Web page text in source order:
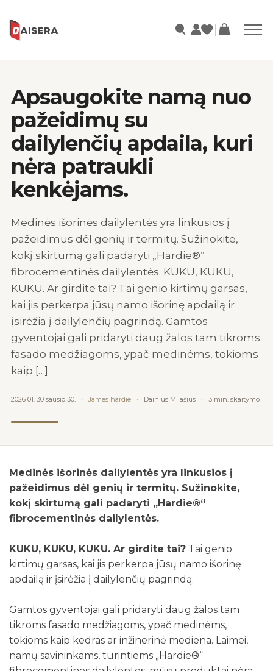
Apsaugokite namą nuo
pažeidimų su
dailylenčių apdaila, kuri
nėra patraukli
kenkėjams.
Medinės išorinės dailylentės yra linkusios į
pažeidimus dėl genių ir termitų. Sužinokite,
kokį skirtumą gali padaryti „Hardie®“
fibrocementinės dailylentės. KUKU, KUKU,
KUKU. Ar girdite tai? Tai genio kirtimų garsas,
kai jis perkerpa jūsų namo išorinę apdailą ir
įsirėžia į dailylenčių pagrindą. Gamtos
gyventojai gali pridaryti daug žalos tam tikroms
fasado medžiagoms, ypač medinėms, tokioms
kaip […]
2026 01. 30 sausio 30. James hardie Dainius Milašius 3 min. skaitymo
Medinės išorinės dailylentės yra linkusios į
pažeidimus dėl genių ir termitų. Sužinokite,
kokį skirtumą gali padaryti „Hardie®“
fibrocementinės dailylentės.
KUKU, KUKU, KUKU. Ar girdite tai? Tai genio
kirtimų garsas, kai jis perkerpa jūsų namo išorinę
apdailą ir įsirėžia į dailylenčių pagrindą.
Gamtos gyventojai gali pridaryti daug žalos tam
tikroms fasado medžiagoms, ypač medinėms,
tokioms kaip kedras ar inžinerinė mediena. Laimei,
namų savininkams, turintiems „Hardie®“